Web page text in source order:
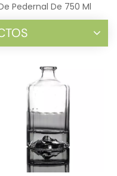
Pedernal De 750 Ml